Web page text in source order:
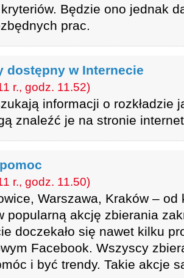
Będzie ono jednak
prac.
dostępny w Internecie
r., godz. 11.52)
informacji o rozkładzie
znaleźć je na stronie
r., godz. 11.50)
Warszawa, Kraków – od
popularną akcję zbierania
doczekało się nawet kilku
Facebook. Wszyscy
i być trendy. Takie akcje